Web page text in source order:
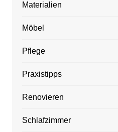
Materialien
Möbel
Pflege
Praxistipps
Renovieren
Schlafzimmer